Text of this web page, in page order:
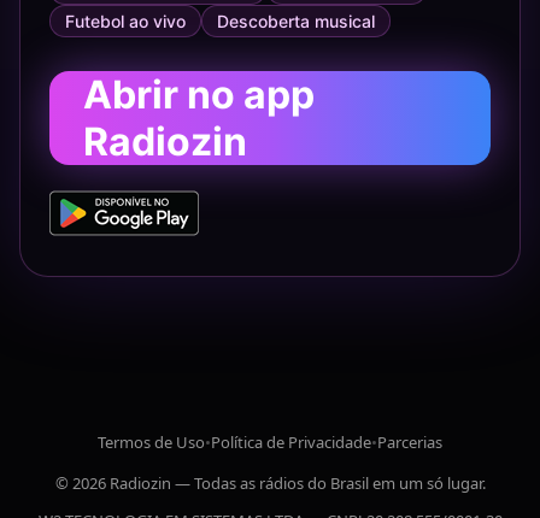
Futebol ao vivo
Descoberta musical
Abrir no app
Radiozin
Termos de Uso•Política de Privacidade•Parcerias
© 2026 Radiozin — Todas as rádios do Brasil em um só lugar.